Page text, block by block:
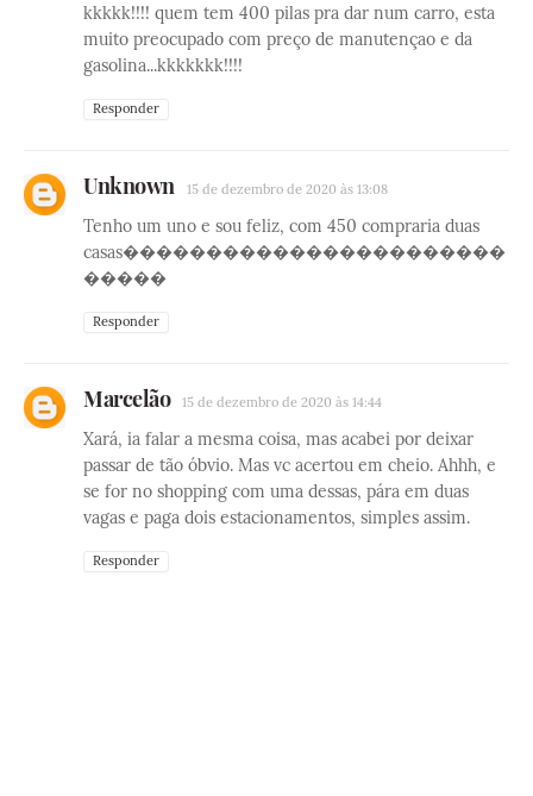
kkkkk!!!! quem tem 400 pilas pra dar num carro, esta
muito preocupado com preço de manutençao e da
gasolina...kkkkkkk!!!!
Responder
Unknown 15 de dezembro de 2020 às 13:08
Tenho um uno e sou feliz, com 450 compraria duas
casas�����������������������
�����
Responder
Marcelão 15 de dezembro de 2020 às 14:44
Xará, ia falar a mesma coisa, mas acabei por deixar
passar de tão óbvio. Mas vc acertou em cheio. Ahhh, e
se for no shopping com uma dessas, pára em duas
vagas e paga dois estacionamentos, simples assim.
Responder